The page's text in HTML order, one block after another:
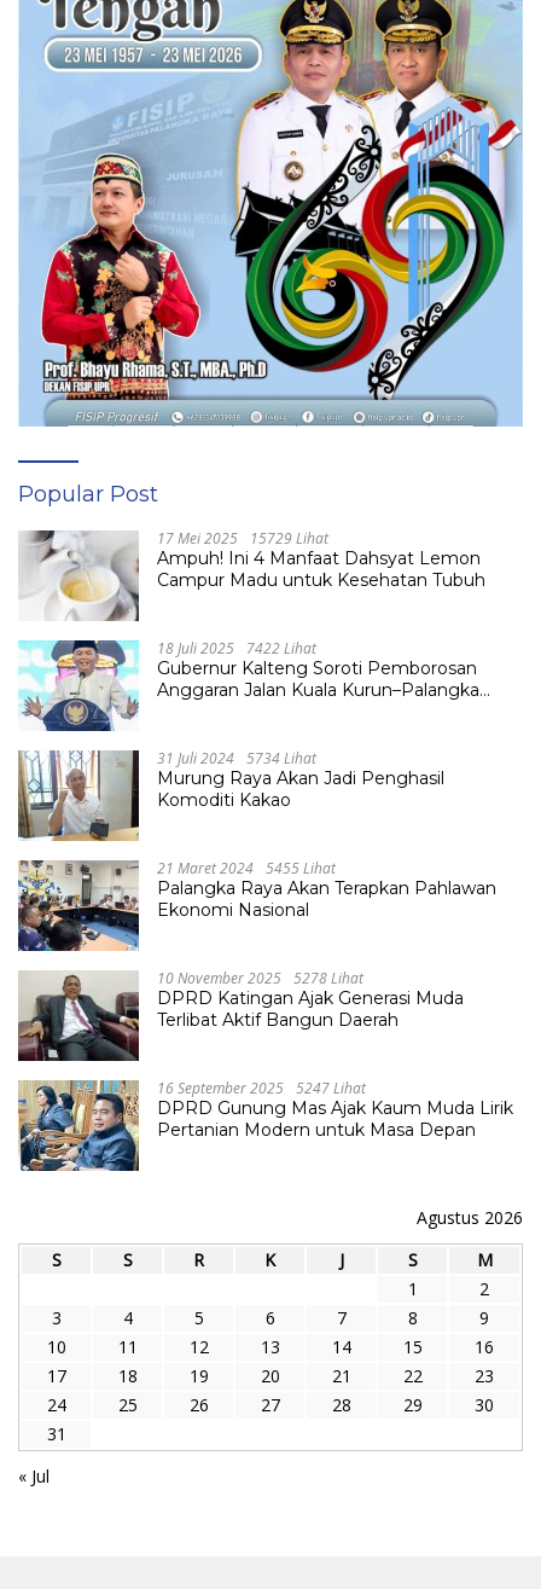
Popular Post
17 Mei 2025 15729 Lihat
Ampuh! Ini 4 Manfaat Dahsyat Lemon
Campur Madu untuk Kesehatan Tubuh
18 Juli 2025 7422 Lihat
Gubernur Kalteng Soroti Pemborosan
Anggaran Jalan Kuala Kurun–Palangka
31 Juli 2024 5734 Lihat
Murung Raya Akan Jadi Penghasil
Komoditi Kakao
21 Maret 2024 5455 Lihat
Palangka Raya Akan Terapkan Pahlawan
Ekonomi Nasional
10 November 2025 5278 Lihat
DPRD Katingan Ajak Generasi Muda
Terlibat Aktif Bangun Daerah
16 September 2025 5247 Lihat
DPRD Gunung Mas Ajak Kaum Muda Lirik
Pertanian Modern untuk Masa Depan
Agustus 2026
S
S R K J S
M
1
2
3
4 5 6 7 8
9
10
11 12 13 14 15
16
17
18 19 20 21 22
23
24
25 26 27 28 29
30
31
« Jul